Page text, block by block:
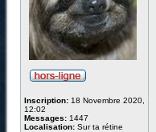
Inscription: 18 Novembre 2020,
12:02
Messages: 1447
Localisation: Sur ta rétine